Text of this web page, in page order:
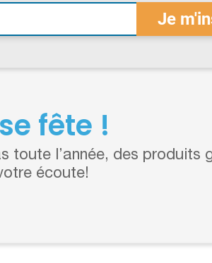
fête !
toute l’année, des produits
écoute!